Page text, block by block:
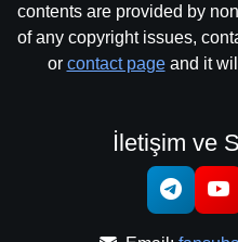
contents are provided by
of any copyright issues,
or contact pageand it
İletişim ve